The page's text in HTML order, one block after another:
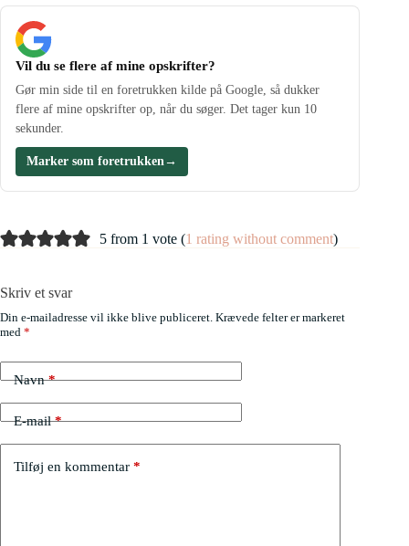
Vil du se flere af mine opskrifter?
Gør min side til en foretrukken kilde på Google, så dukker
flere af mine opskrifter op, når du søger. Det tager kun 10
sekunder.
Marker som foretrukken→
5 from 1 vote (1 rating without comment)
Skriv et svar
Din e-mailadresse vil ikke blive publiceret. Krævede felter er markeret
med *
Navn*
E-mail*
Tilføj en kommentar *